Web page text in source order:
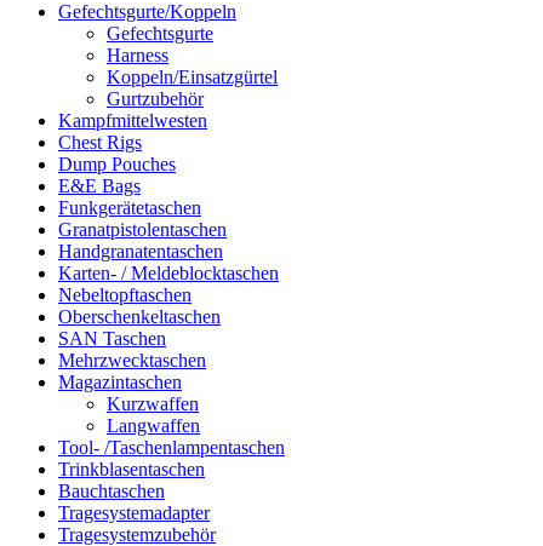
Gefechtsgurte/Koppeln
Gefechtsgurte
Harness
Koppeln/Einsatzgürtel
Gurtzubehör
Kampfmittelwesten
Chest Rigs
Dump Pouches
E&E Bags
Funkgerätetaschen
Granatpistolentaschen
Handgranatentaschen
Karten- / Meldeblocktaschen
Nebeltopftaschen
Oberschenkeltaschen
SAN Taschen
Mehrzwecktaschen
Magazintaschen
Kurzwaffen
Langwaffen
Tool- /Taschenlampentaschen
Trinkblasentaschen
Bauchtaschen
Tragesystemadapter
Tragesystemzubehör